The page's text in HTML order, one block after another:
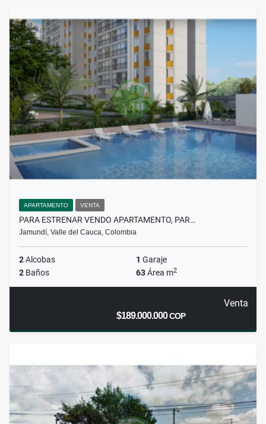
APARTAMENTO VENTA
PARA ESTRENAR VENDO APARTAMENTO, PAR…
Jamundí, Valle del Cauca, Colombia
2Alcobas 1 Garaje
2 Baños 63Área m2
Venta
$189.000.000COP